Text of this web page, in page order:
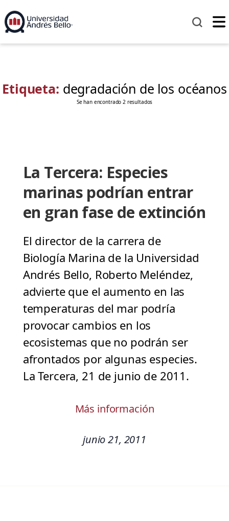
Etiqueta: degradación de los océanos
Se han encontrado 2 resultados
La Tercera: Especies
marinas podrían entrar
en gran fase de extinción
El director de la carrera de
Biología Marina de la Universidad
Andrés Bello, Roberto Meléndez,
advierte que el aumento en las
temperaturas del mar podría
provocar cambios en los
ecosistemas que no podrán ser
afrontados por algunas especies.
La Tercera, 21 de junio de 2011.
Más información
junio 21, 2011